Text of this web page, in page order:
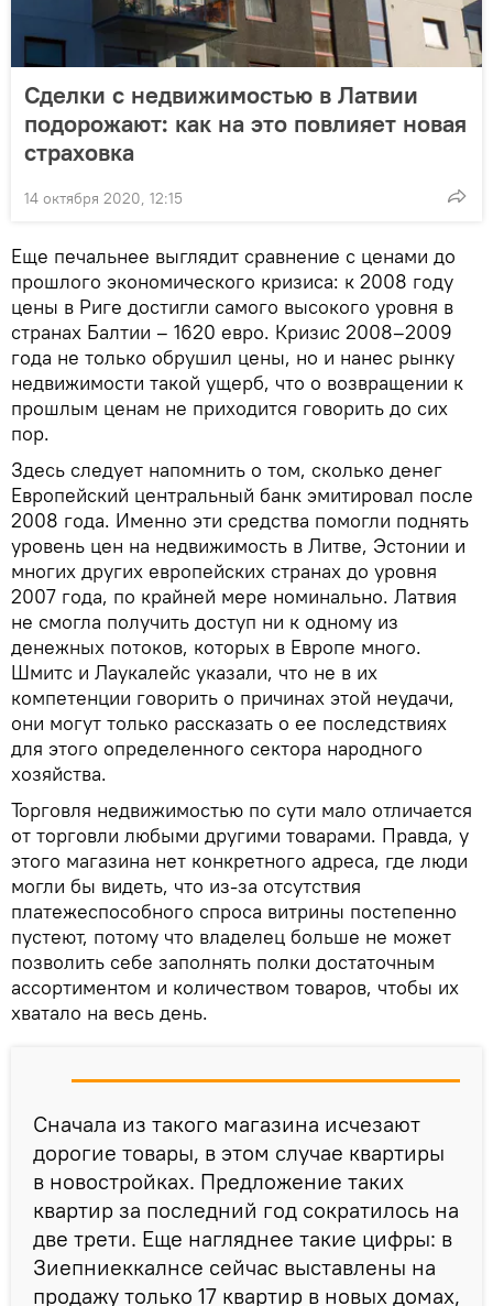
Сделки с недвижимостью в Латвии
подорожают: как на это повлияет новая
страховка
14 октября 2020, 12:15
Еще печальнее выглядит сравнение с ценами до
прошлого экономического кризиса: к 2008 году
цены в Риге достигли самого высокого уровня в
странах Балтии – 1620 евро. Кризис 2008–2009
года не только обрушил цены, но и нанес рынку
недвижимости такой ущерб, что о возвращении к
прошлым ценам не приходится говорить до сих
пор.
Здесь следует напомнить о том, сколько денег
Европейский центральный банк эмитировал после
2008 года. Именно эти средства помогли поднять
уровень цен на недвижимость в Литве, Эстонии и
многих других европейских странах до уровня
2007 года, по крайней мере номинально. Латвия
не смогла получить доступ ни к одному из
денежных потоков, которых в Европе много.
Шмитс и Лаукалейс указали, что не в их
компетенции говорить о причинах этой неудачи,
они могут только рассказать о ее последствиях
для этого определенного сектора народного
хозяйства.
Торговля недвижимостью по сути мало отличается
от торговли любыми другими товарами. Правда, у
этого магазина нет конкретного адреса, где люди
могли бы видеть, что из-за отсутствия
платежеспособного спроса витрины постепенно
пустеют, потому что владелец больше не может
позволить себе заполнять полки достаточным
ассортиментом и количеством товаров, чтобы их
хватало на весь день.
Сначала из такого магазина исчезают
дорогие товары, в этом случае квартиры
в новостройках. Предложение таких
квартир за последний год сократилось на
две трети. Еще нагляднее такие цифры: в
Зиепниеккалнсе сейчас выставлены на
продажу только 17 квартир в новых домах,